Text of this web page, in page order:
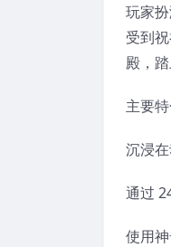
玩家
受到
殿，
主要
沉浸
通过
使用